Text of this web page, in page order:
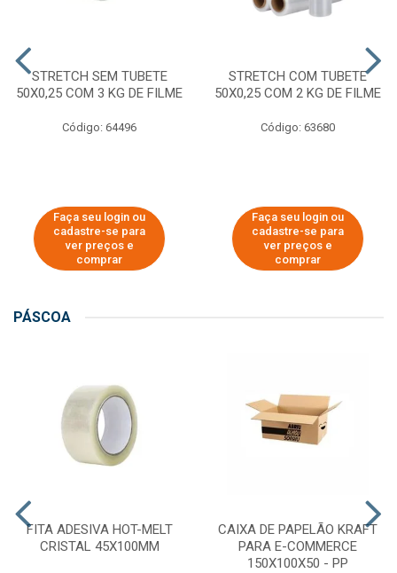
STRETCH SEM TUBETE
50X0,25 COM 3 KG DE FILME
Código: 64496
Faça seu login ou
cadastre-se para
ver preços e
comprar
STRETCH COM TUBETE
50X0,25 COM 2 KG DE FILME
Código: 63680
Faça seu login ou
cadastre-se para
ver preços e
comprar
PÁSCOA
FITA ADESIVA HOT-MELT
CRISTAL 45X100MM
CAIXA DE PAPELÃO KRAFT
PARA E-COMMERCE
150X100X50 - PP